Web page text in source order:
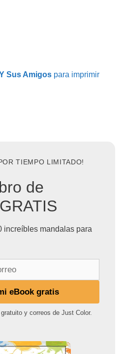
Sus Amigos para imprimir
TIEMPO LIMITADO!
de
increíbles mandalas para
eBook gratis
y correos de Just Color.